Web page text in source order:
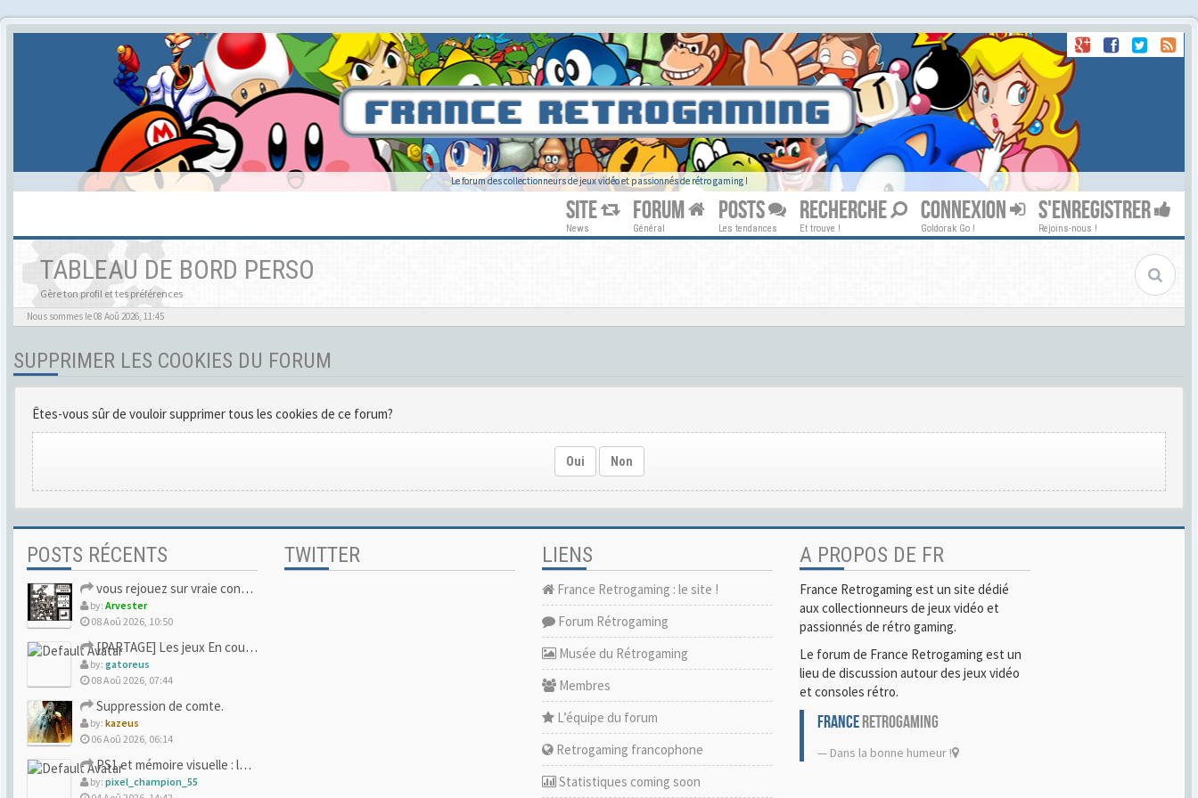
Le forum des collectionneurs de jeux vidéo et passionnés de rétro gaming !
SITE
News
FORUM
Général
POSTS
Les tendances
RECHERCHE
Et trouve !
CONNEXION
Goldorak Go !
S'ENREGISTRER
Rejoins-nous !
TABLEAU DE BORD PERSO
Gère ton profil et tes préférences
Nous sommes le 08 Aoû 2026, 11:45
SUPPRIMER LES COOKIES DU FORUM
Êtes-vous sûr de vouloir supprimer tous les cookies de ce forum?
Oui Non
POSTS RÉCENTS
vous rejouez sur vraie console ou vous avez lâché pour l'ému
by: Arvester
08 Aoû 2026, 10:50
[PARTAGE] Les jeux En cours/Terminés
by: gatoreus
08 Aoû 2026, 07:44
Suppression de comte.
by: kazeus
06 Aoû 2026, 06:14
PS1 et mémoire visuelle : le jeu qui vous a soufflé la premi
by: pixel_champion_55
TWITTER LIENS
France Retrogaming : le site !
Forum Rétrogaming
Musée du Rétrogaming
Membres
L’équipe du forum
Retrogaming francophone
Statistiques coming soon
A PROPOS DE FR
France Retrogaming est un site dédié
aux collectionneurs de jeux vidéo et
passionnés de rétro gaming.
Le forum de France Retrogaming est un
lieu de discussion autour des jeux vidéo
et consoles rétro.
FRANCERETROGAMING
Dans la bonne humeur !